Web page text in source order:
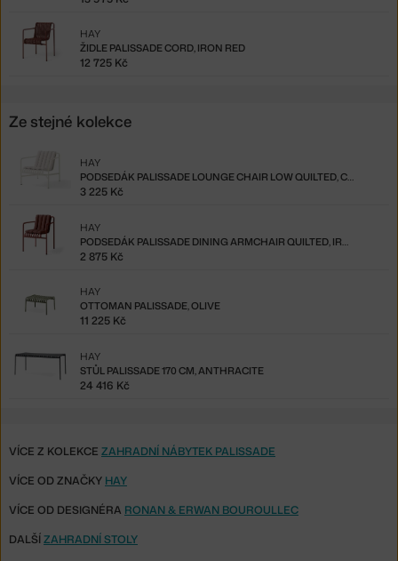
ŽIDLE PALISSADE CORD, IRON RED
HAY
12 725 Kč
Ze stejné kolekce
PODSEDÁK PALISSADE LOUNGE CHAIR LOW QUILTED, CREAM WHITE
HAY
3 225 Kč
PODSEDÁK PALISSADE DINING ARMCHAIR QUILTED, IRON RED
HAY
2 875 Kč
OTTOMAN PALISSADE, OLIVE
HAY
11 225 Kč
STŮL PALISSADE 170 CM, ANTHRACITE
HAY
24 416 Kč
VÍCE Z KOLEKCE ZAHRADNÍ NÁBYTEK PALISSADE
VÍCE OD ZNAČKY HAY
VÍCE OD DESIGNÉRA RONAN & ERWAN BOUROULLEC
DALŠÍ ZAHRADNÍ STOLY